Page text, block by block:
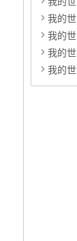
我的世
我的世
我的世
我的世